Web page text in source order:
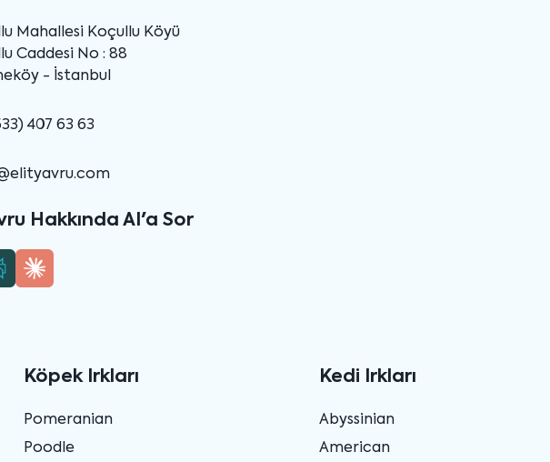
Köpek Irkları
Pomeranian
Poodle
Kedi Irkları
Abyssinian
American
Mahallesi Koçullu Köyü
Caddesi No : 88
- İstanbul
407 63 63
Hakkında AI'a Sor